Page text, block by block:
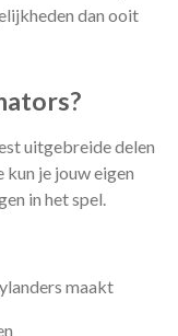
dan ooit
uitgebreide delen
kun je jouw eigen
in het spel.
maakt